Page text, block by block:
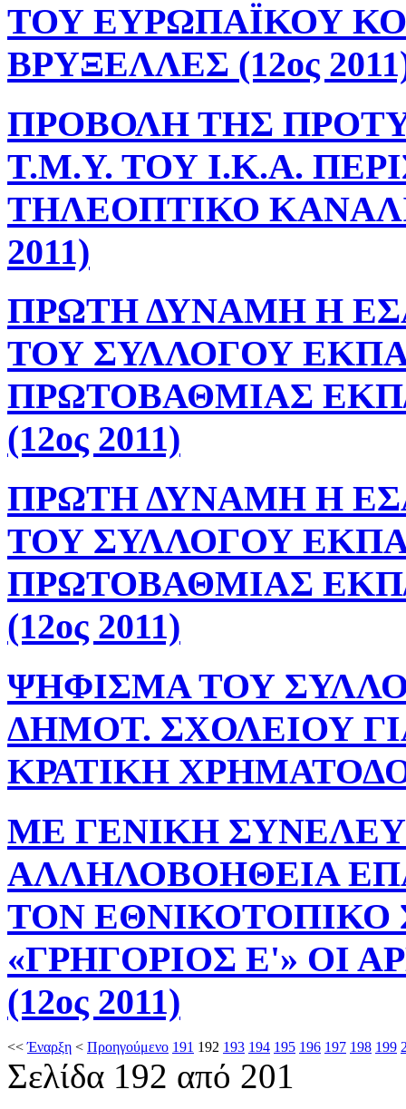
ΤΟΥ ΕΥΡΩΠΑΪΚΟΥ
ΒΡΥΞΕΛΛΕΣ (12ος
ΠΡΟΒΟΛΗ ΤΗΣ
Τ.Μ.Υ. ΤΟΥ Ι.Κ.Α.
ΤΗΛΕΟΠΤΙΚΟ
2011)
ΠΡΩΤΗ ΔΥΝΑΜΗ Η
ΤΟΥ ΣΥΛΛΟΓΟΥ
ΠΡΩΤΟΒΑΘΜΙΑΣ
(12ος 2011)
ΠΡΩΤΗ ΔΥΝΑΜΗ Η
ΤΟΥ ΣΥΛΛΟΓΟΥ
ΠΡΩΤΟΒΑΘΜΙΑΣ
(12ος 2011)
ΨΗΦΙΣΜΑ ΤΟΥ
ΔΗΜΟΤ. ΣΧΟΛΕΙΟΥ
ΚΡΑΤΙΚΗ
ΜΕ ΓΕΝΙΚΗ
ΑΛΛΗΛΟΒΟΗΘΕΙΑ
ΤΟΝ ΕΘΝΙΚΟΤΟΠΙΚΟ
«ΓΡΗΓΟΡΙΟΣ Ε'» ΟΙ
(12ος 2011)
<<Έναρξη < Προηγούμενο 191 192 193 194 195 196 197 198 199
Σελίδα 192 από 201